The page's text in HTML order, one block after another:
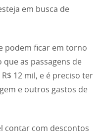
em busca de
podem ficar em torno
que as passagens de
12 mil, e é preciso ter
e outros gastos de
contar com descontos